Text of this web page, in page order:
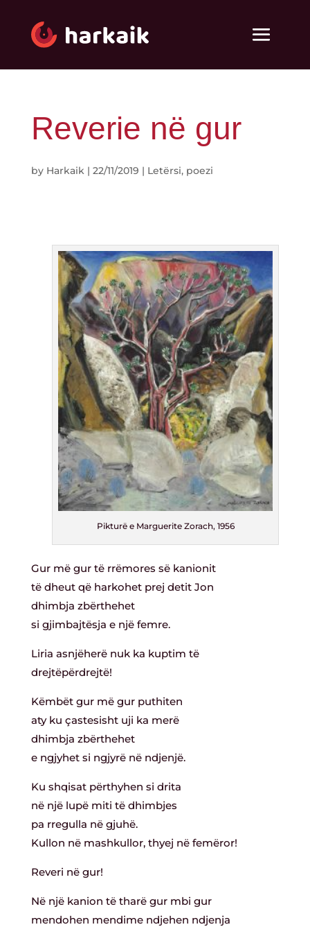
Reverie në gur
by Harkaik| 22/11/2019 | Letërsi, poezi
Pikturë e Marguerite Zorach, 1956
Gur më gur të rrëmores së kanionit
të dheut që harkohet prej detit Jon
dhimbja zbërthehet
si gjimbajtësja e një femre.
Liria asnjëherë nuk ka kuptim të
drejtëpërdrejtë!
Këmbët gur më gur puthiten
aty ku çastesisht uji ka merë
dhimbja zbërthehet
e ngjyhet si ngjyrë në ndjenjë.
Ku shqisat përthyhen si drita
në një lupë miti të dhimbjes
pa rregulla në gjuhë.
Kullon në mashkullor, thyej në femëror!
Reveri në gur!
Në një kanion të tharë gur mbi gur
mendohen mendime ndjehen ndjenja